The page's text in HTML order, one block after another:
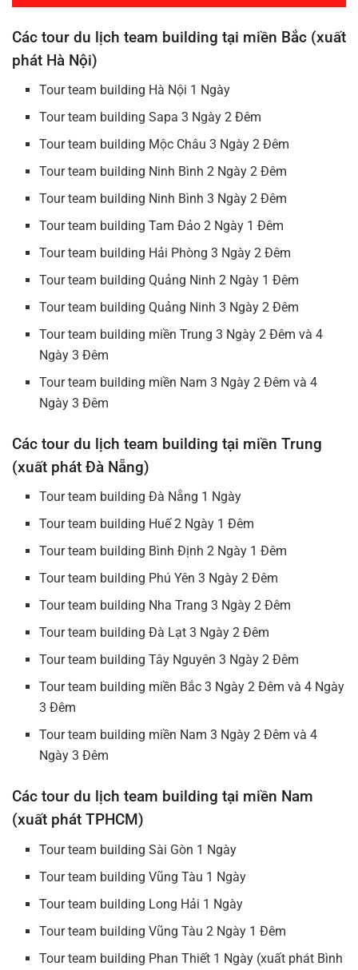
Các tour du lịch team building tại miền Bắc (xuất
phát Hà Nội)
Tour team building Hà Nội 1 Ngày
Tour team building Sapa 3 Ngày 2 Đêm
Tour team building Mộc Châu 3 Ngày 2 Đêm
Tour team building Ninh Bình 2 Ngày 2 Đêm
Tour team building Ninh Bình 3 Ngày 2 Đêm
Tour team building Tam Đảo 2 Ngày 1 Đêm
Tour team building Hải Phòng 3 Ngày 2 Đêm
Tour team building Quảng Ninh 2 Ngày 1 Đêm
Tour team building Quảng Ninh 3 Ngày 2 Đêm
Tour team building miền Trung 3 Ngày 2 Đêm và 4
Ngày 3 Đêm
Tour team building miền Nam 3 Ngày 2 Đêm và 4
Ngày 3 Đêm
Các tour du lịch team building tại miền Trung
(xuất phát Đà Nẵng)
Tour team building Đà Nẵng 1 Ngày
Tour team building Huế 2 Ngày 1 Đêm
Tour team building Bình Định 2 Ngày 1 Đêm
Tour team building Phú Yên 3 Ngày 2 Đêm
Tour team building Nha Trang 3 Ngày 2 Đêm
Tour team building Đà Lạt 3 Ngày 2 Đêm
Tour team building Tây Nguyên 3 Ngày 2 Đêm
Tour team building miền Bắc 3 Ngày 2 Đêm và 4 Ngày
3 Đêm
Tour team building miền Nam 3 Ngày 2 Đêm và 4
Ngày 3 Đêm
Các tour du lịch team building tại miền Nam
(xuất phát TPHCM)
Tour team building Sài Gòn 1 Ngày
Tour team building Vũng Tàu 1 Ngày
Tour team building Long Hải 1 Ngày
Tour team building Vũng Tàu 2 Ngày 1 Đêm
Tour team building Phan Thiết 1 Ngày (xuất phát Bình